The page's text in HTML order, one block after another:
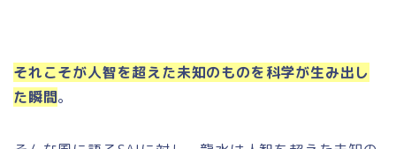
それこそが人智を超えた未知のものを科学が生み出し
た瞬間。